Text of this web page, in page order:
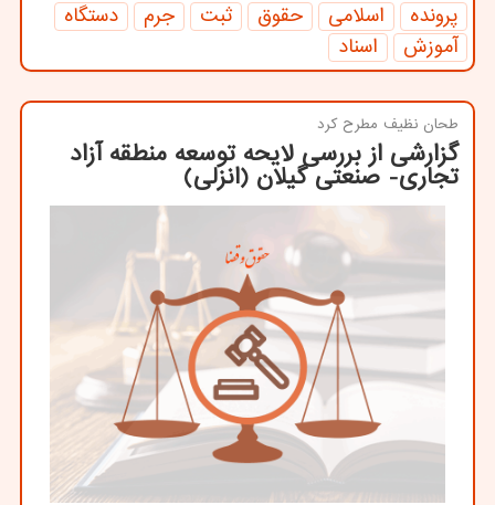
پرونده اسلامی حقوق ثبت جرم
دستگاه
آموزش
اسناد
طحان نظیف مطرح كرد
گزارشی از بررسی لایحه توسعه منطقه آزاد
تجاری- صنعتی گیلان (انزلی)